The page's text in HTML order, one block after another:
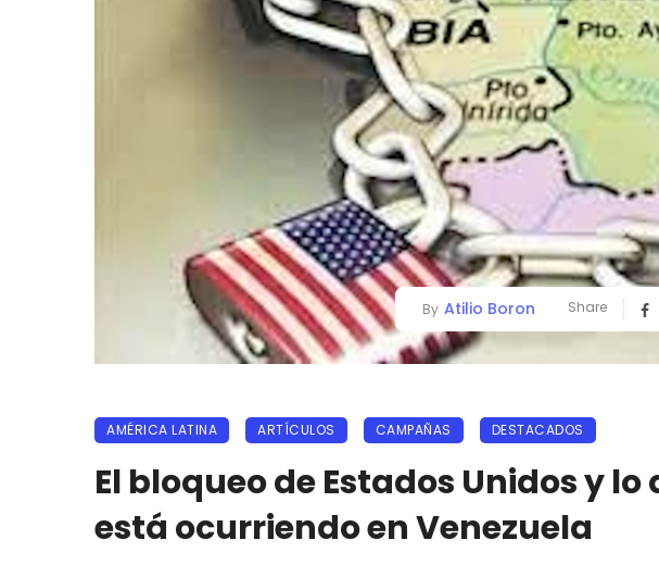
By Atilio Boron Share
AMÉRICA LATINA ARTÍCULOS CAMPAÑAS DESTACADOS
El bloqueo de Estados Unidos y
está ocurriendo en Venezuela